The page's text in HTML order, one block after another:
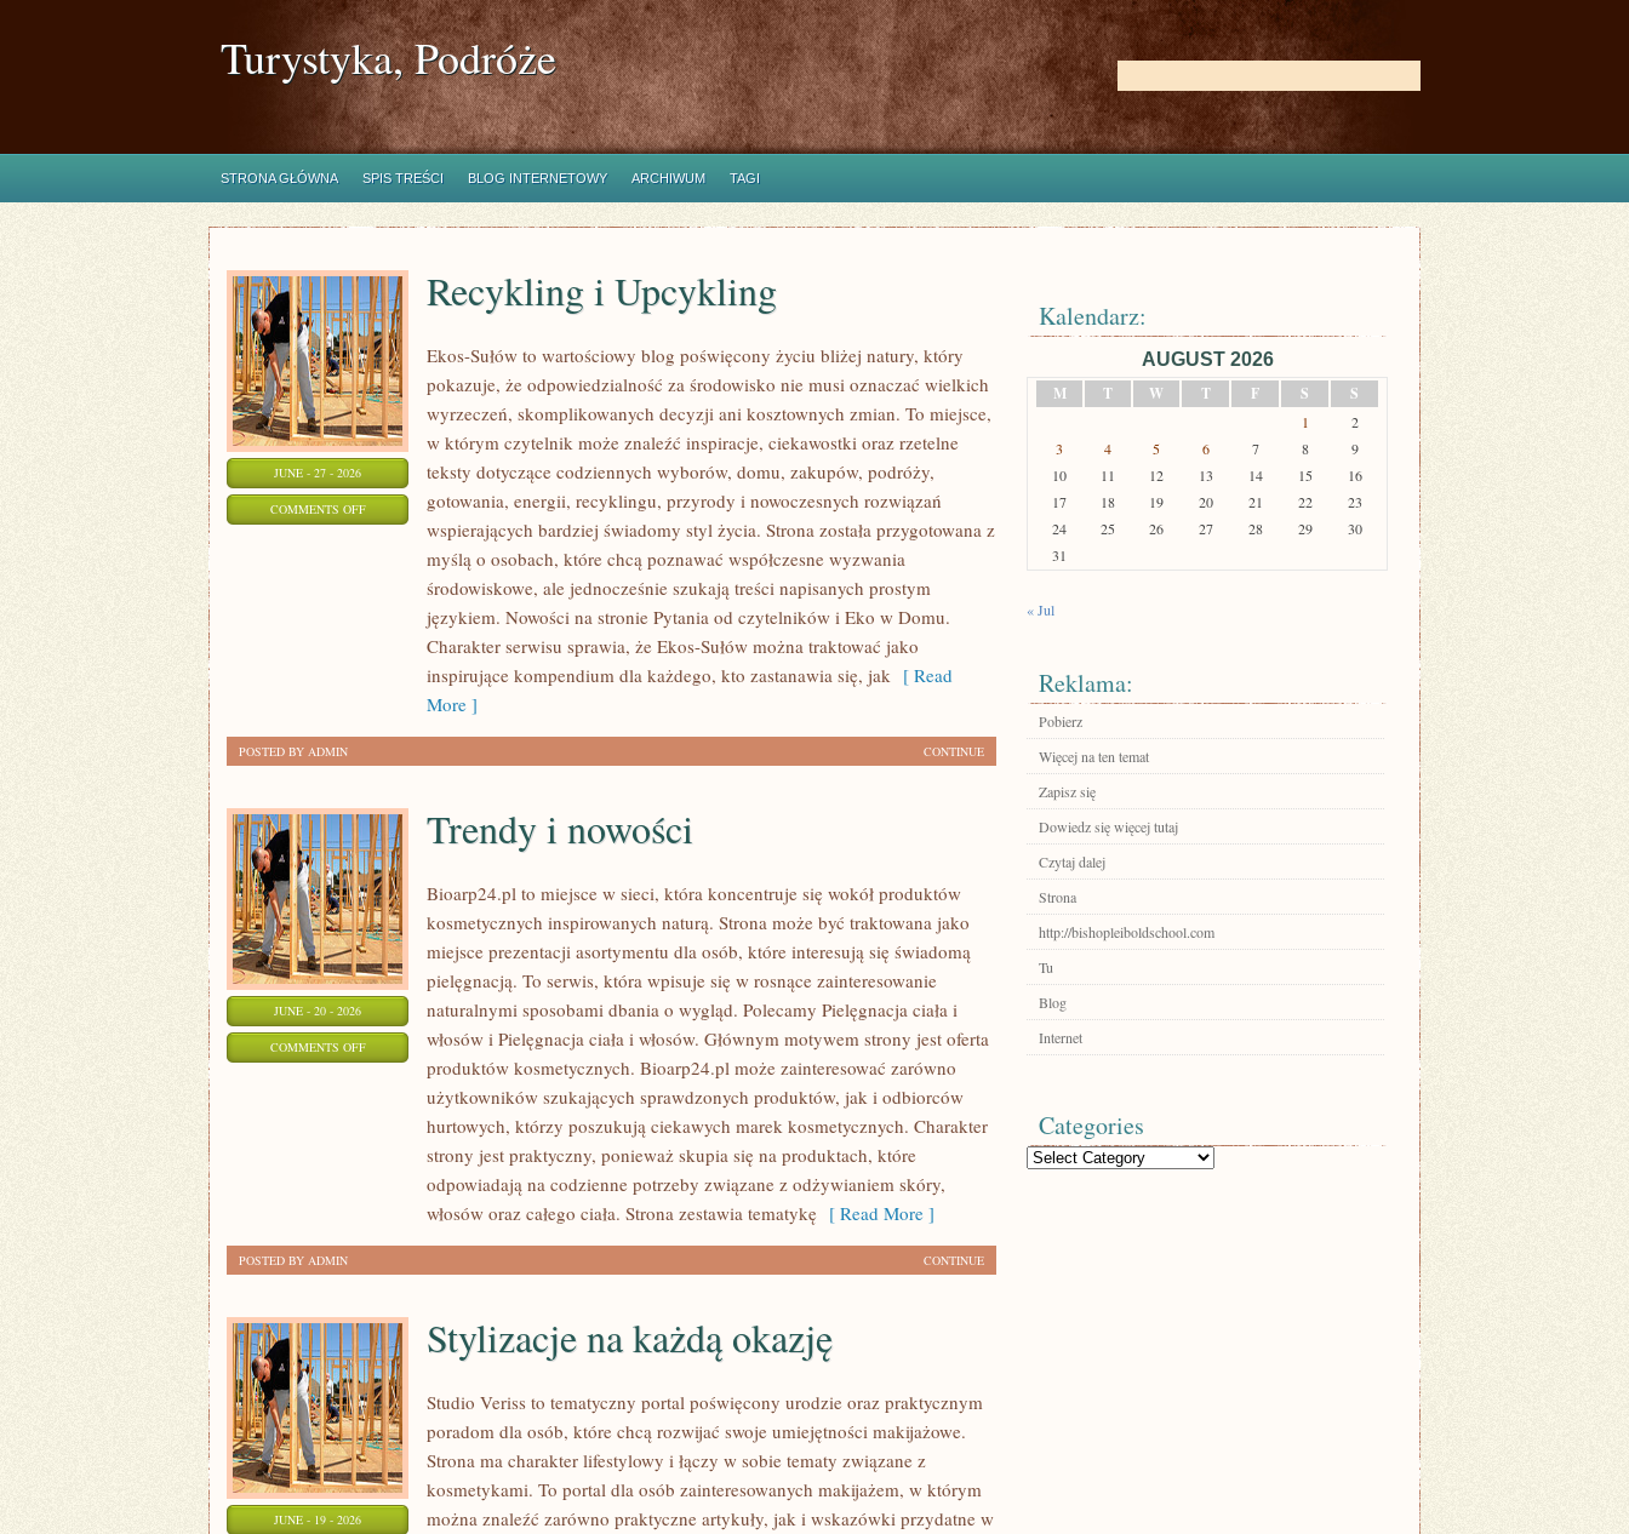
Turystyka, Podróże
STRONA GŁÓWNA SPIS TREŚCI BLOG INTERNETOWY ARCHIWUM TAGI
JUNE - 27 - 2026
COMMENTS OFFON
RECYKLING
UPCYKLING
Recykling i Upcykling
Ekos-Sułów to wartościowy blog poświęcony życiu bliżej natury, który
pokazuje, że odpowiedzialność za środowisko nie musi oznaczać wielkich
wyrzeczeń, skomplikowanych decyzji ani kosztownych zmian. To miejsce,
w którym czytelnik może znaleźć inspiracje, ciekawostki oraz rzetelne
teksty dotyczące codziennych wyborów, domu, zakupów, podróży,
gotowania, energii, recyklingu, przyrody i nowoczesnych rozwiązań
wspierających bardziej świadomy styl życia. Strona została przygotowana z
myślą o osobach, które chcą poznawać współczesne wyzwania
środowiskowe, ale jednocześnie szukają treści napisanych prostym
językiem. Nowości na stronie Pytania od czytelników i Eko w Domu.
Charakter serwisu sprawia, że Ekos-Sułów można traktować jako
inspirujące kompendium dla każdego, kto zastanawia się, jak [ Read
More ]
CONTINUE
POSTED BY ADMIN
JUNE - 20 - 2026
COMMENTS OFFON
Trendy i nowości
Bioarp24.pl to miejsce w sieci, która koncentruje się wokół produktów
kosmetycznych inspirowanych naturą. Strona może być traktowana jako
miejsce prezentacji asortymentu dla osób, które interesują się świadomą
pielęgnacją. To serwis, która wpisuje się w rosnące zainteresowanie
naturalnymi sposobami dbania o wygląd. Polecamy Pielęgnacja ciała i
włosów i Pielęgnacja ciała i włosów. Głównym motywem strony jest oferta
produktów kosmetycznych. Bioarp24.pl może zainteresować zarówno
użytkowników szukających sprawdzonych produktów, jak i odbiorców
hurtowych, którzy poszukują ciekawych marek kosmetycznych. Charakter
strony jest praktyczny, ponieważ skupia się na produktach, które
odpowiadają na codzienne potrzeby związane z odżywianiem skóry,
włosów oraz całego ciała. Strona zestawia tematykę [ Read More ]
CONTINUE
POSTED BY ADMIN
JUNE - 19 - 2026
Stylizacje na każdą okazję
Studio Veriss to tematyczny portal poświęcony urodzie oraz praktycznym
poradom dla osób, które chcą rozwijać swoje umiejętności makijażowe.
Strona ma charakter lifestylowy i łączy w sobie tematy związane z
kosmetykami. To portal dla osób zainteresowanych makijażem, w którym
można znaleźć zarówno praktyczne artykuły, jak i wskazówki przydatne w
Kalendarz:
AUGUST 2026
M
T W T F S S
1
2
3
4 5 6 7 8
9
10
11 12 13 14 15
16
17
18 19 20 21 22
23
24
25 26 27 28 29
30
31
« Jul
Reklama:
Pobierz
Więcej na ten temat
Zapisz się
Dowiedz się więcej tutaj
Czytaj dalej
Strona
http://bishopleiboldschool.com
Tu
Blog
Internet
Categories
Categories